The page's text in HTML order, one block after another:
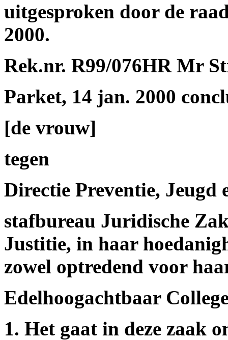
uitgesproken door de
2000.
Rek.nr. R99/076HR Mr
Parket, 14 jan. 2000
[de vrouw]
tegen
Directie Preventie, Jeugd
stafbureau Juridische
Justitie, in haar
zowel optredend voor
Edelhoogachtbaar
1. Het gaat in deze zaak